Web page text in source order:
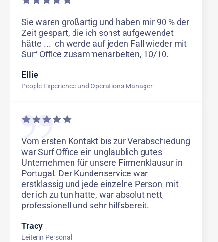
Sie waren großartig und haben mir 90 % der
Zeit gespart, die ich sonst aufgewendet
hätte ... ich werde auf jeden Fall wieder mit
Surf Office zusammenarbeiten, 10/10.
Ellie
People Experience und Operations Manager
Vom ersten Kontakt bis zur Verabschiedung
war Surf Office ein unglaublich gutes
Unternehmen für unsere Firmenklausur in
Portugal. Der Kundenservice war
erstklassig und jede einzelne Person, mit
der ich zu tun hatte, war absolut nett,
professionell und sehr hilfsbereit.
Tracy
Leiterin Personal